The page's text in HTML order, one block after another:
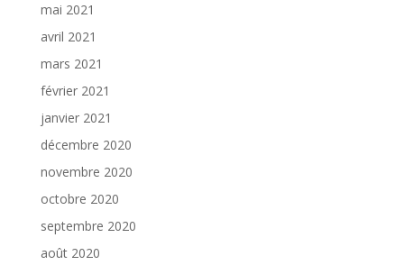
mai 2021
avril 2021
mars 2021
février 2021
janvier 2021
décembre 2020
novembre 2020
octobre 2020
septembre 2020
août 2020